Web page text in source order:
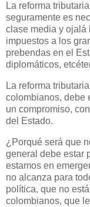
La reforma
seguramente es
clase media y ojalá
impuestos a los
prebendas en el
diplomáticos,
La reforma
colombianos, debe
un compromiso,
del Estado.
¿Porqué será que
general debe estar
estamos en
no alcanza para
política, que no
colombianos, que